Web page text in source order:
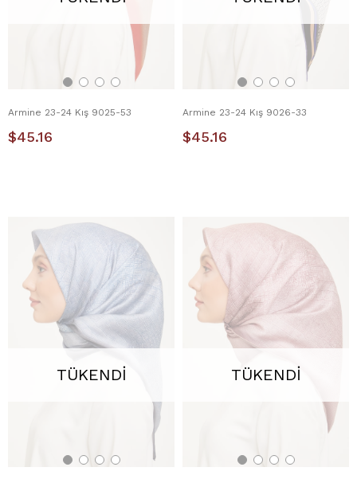
Armine 23-24 Kış 9025-53
$45.16
Armine 23-24 Kış 9026-33
$45.16
TÜKENDI TÜKENDI